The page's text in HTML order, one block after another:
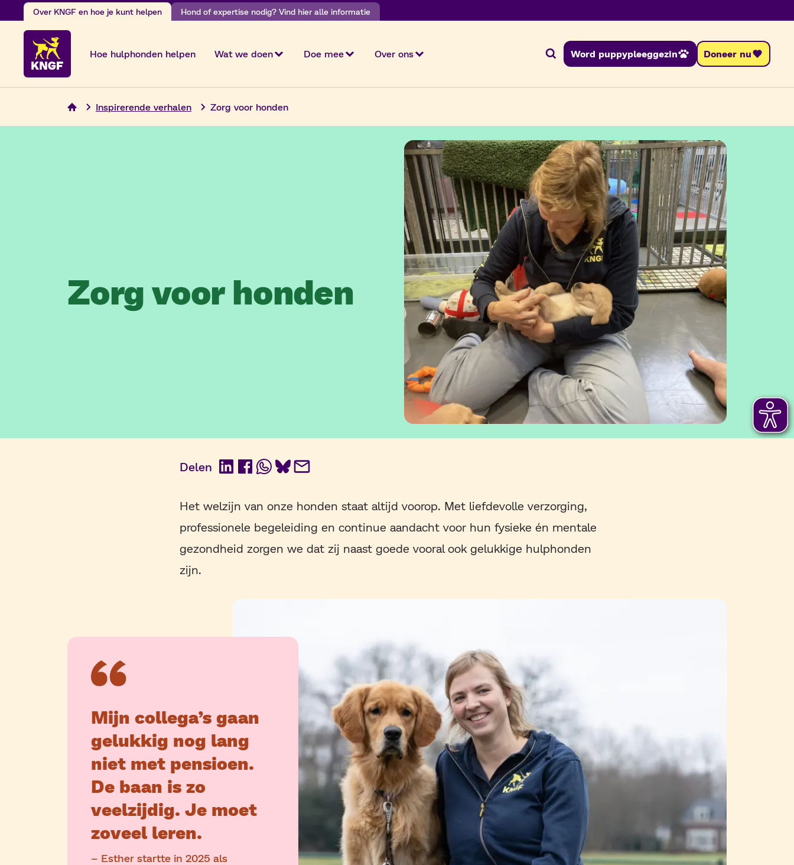
inhoud
Over KNGF en hoe je kunt helpen Hond of expertise nodig? Vind hier alle informatie
Hoe hulphonden helpen Wat we doen Doe mee Over ons ZoekenWord puppypleeggezin Doneer nu
Inspirerende verhalen Zorg voor honden
Zorg voor honden
Delen
LinkedIn
Facebook
WhatsApp
BlueSky
E-
Het welzijn van onze honden staat altijd voorop. Met liefdevolle verzorging,
professionele begeleiding en continue aandacht voor hun fysieke én mentale
gezondheid zorgen we dat zij naast goede vooral ook gelukkige hulphonden
zijn.
Mijn collega’s gaan
gelukkig nog lang
niet met pensioen.
De baan is zo
veelzijdig. Je moet
zoveel leren.
– Esther startte in 2025 als